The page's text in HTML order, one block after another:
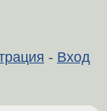
- Вход